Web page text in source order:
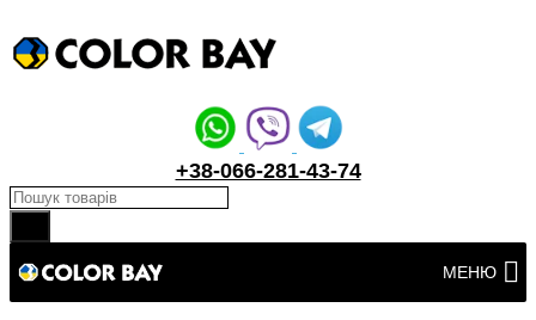
+38-066-281-43-74
Products search
до
вмісту
МЕНЮ